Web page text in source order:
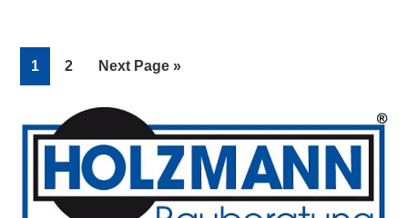
Page
1 Page
2
Go
Next Page »
Primary
Sidebar